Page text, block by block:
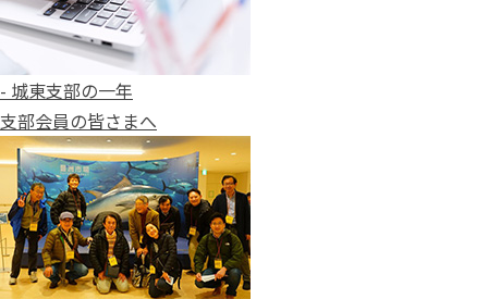
- 城東支部の一年
支部会員の皆さまへ